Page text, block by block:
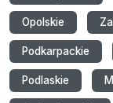
Opolskie
Podkarpackie
Podlaskie